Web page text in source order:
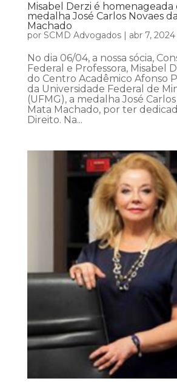
Misabel Derzi é homenageada
medalha José Carlos Novaes
Machado
por SCMD Advogados| abr 7, 2024
No dia 06/04, a nossa sócia,
Federal e Professora, Misabel
do Centro Acadêmico Afonso
da Universidade Federal de
(UFMG), a medalha José
Mata Machado, por ter
Direito. Na...